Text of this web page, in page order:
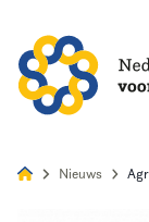
Nieuws